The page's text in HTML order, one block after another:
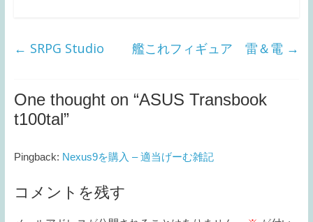
← SRPG Studio 艦これフィギュア 雷＆電 →
One thought on “ASUS Transbook
t100tal”
Pingback: Nexus9を購入 – 適当げーむ雑記
コメントを残す